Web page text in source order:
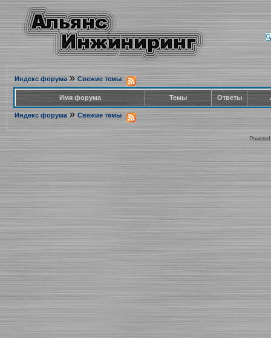
Индекс форума» Свежие темы
Имя форума Темы Ответы
Индекс форума » Свежие темы